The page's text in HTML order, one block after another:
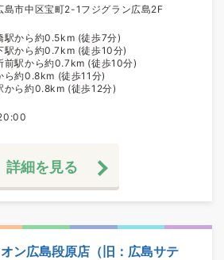
島市中区宝町2-1フジグラン広島2F
駅から約0.5km (徒歩7分)
駅から約0.7km (徒歩10分)
前駅から約0.7km (徒歩10分)
ら約0.8km (徒歩11分)
から約0.8km (徒歩12分)
詳細を見る
ン広島段原店（旧：広島サテ